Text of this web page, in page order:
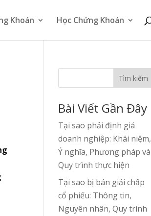
Khoán Học Chứng Khoán
Tìm kiếm
Bài Viết Gần Đây
Tại sao phải định giá
doanh nghiệp: Khái niệm,
Ý nghĩa, Phương pháp và
Quy trình thực hiện
Tại sao bị bán giải chấp
cổ phiếu: Thông tin,
Nguyên nhân, Quy trình